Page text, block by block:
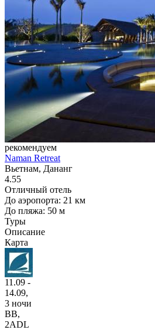
рекомендуем
Naman Retreat
Вьетнам, Дананг
4.55
Отличный отель
До аэропорта: 21 км
До пляжа: 50 м
Туры
Описание
Карта
11.09 -
14.09,
3 ночи
BB,
2ADL